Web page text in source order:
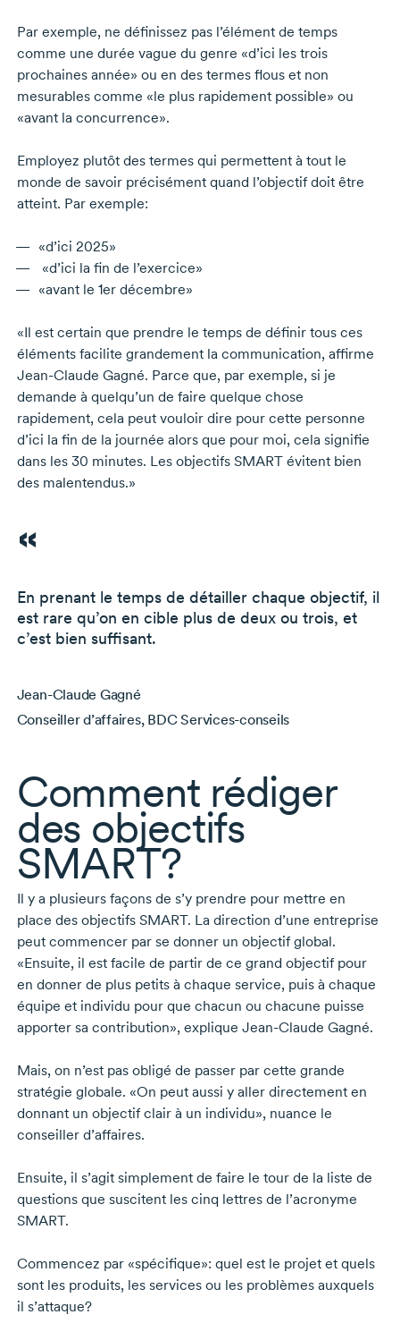
Par exemple, ne définissez pas l’élément de temps
comme une durée vague du genre «d’ici les trois
prochaines année» ou en des termes flous et non
mesurables comme «le plus rapidement possible» ou
«avant la concurrence».
Employez plutôt des termes qui permettent à tout le
monde de savoir précisément quand l’objectif doit être
atteint. Par exemple:
«d’ici 2025»
«d’ici la fin de l’exercice»
«avant le 1er décembre»
«Il est certain que prendre le temps de définir tous ces
éléments facilite grandement la communication, affirme
Jean-Claude Gagné. Parce que, par exemple, si je
demande à quelqu’un de faire quelque chose
rapidement, cela peut vouloir dire pour cette personne
d’ici la fin de la journée alors que pour moi, cela signifie
dans les 30 minutes. Les objectifs SMART évitent bien
des malentendus.»
En prenant le temps de détailler chaque objectif, il
est rare qu’on en cible plus de deux ou trois, et
c’est bien suffisant.
Jean-Claude Gagné
Conseiller d’affaires, BDC Services-conseils
Comment rédiger
des objectifs
SMART?
Il y a plusieurs façons de s’y prendre pour mettre en
place des objectifs SMART. La direction d’une entreprise
peut commencer par se donner un objectif global.
«Ensuite, il est facile de partir de ce grand objectif pour
en donner de plus petits à chaque service, puis à chaque
équipe et individu pour que chacun ou chacune puisse
apporter sa contribution», explique Jean-Claude Gagné.
Mais, on n’est pas obligé de passer par cette grande
stratégie globale. «On peut aussi y aller directement en
donnant un objectif clair à un individu», nuance le
conseiller d’affaires.
Ensuite, il s’agit simplement de faire le tour de la liste de
questions que suscitent les cinq lettres de l’acronyme
SMART.
Commencez par «spécifique»: quel est le projet et quels
sont les produits, les services ou les problèmes auxquels
il s’attaque?